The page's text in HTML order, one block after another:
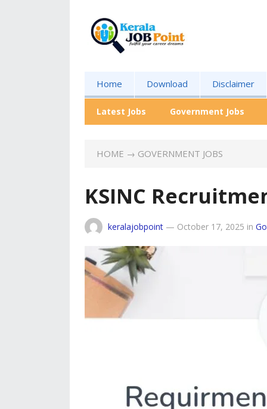
Home Download Disclaimer
Latest Jobs Government Jobs
HOME → GOVERNMENT JOBS
KSINC
keralajobpoint — October 17, 2025 in